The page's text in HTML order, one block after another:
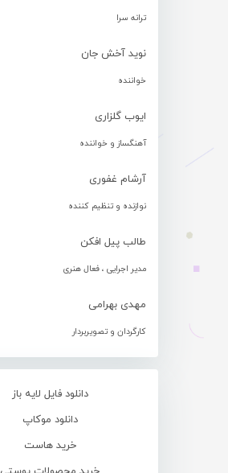
ترانه سرا
نوید آخش جان
خواننده
ایوب گلزاری
آهنگساز و خواننده
آرشام غفوری
نوازنده و تنظیم کننده
طالب پیل افکن
مدیر اجرایی ، فعال هنری
مهدی بهرامی
کارگردان و تصویربردار
دانلود فایل لایه باز
دانلود موکاپ
خرید هاست